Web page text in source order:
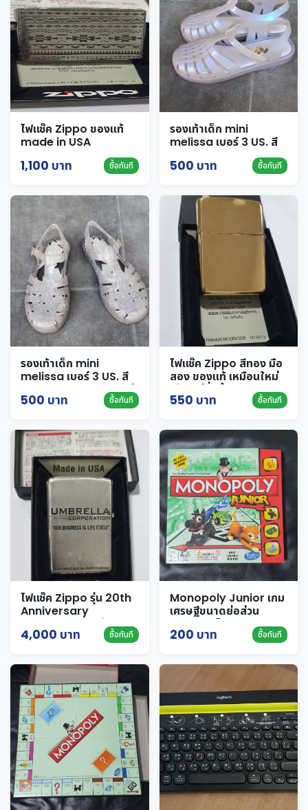
ไฟแช๊ค Zippo ของแท้
made in USA
1,100 บาท ซื้อทันที
รองเท้าเด็ก mini
melissa เบอร์ 3 US. สี
เหลือบมุก pearl มือสอง
ใหม่มาก
500 บาท ซื้อทันที
รองเท้าเด็ก mini
melissa เบอร์ 3 US. สี
เงิน glister มือสอง ใหม่
มาก
500 บาท ซื้อทันที
ไฟแช๊ค Zippo สีทอง มือ
สอง ของแท้ เหมือนใหม่
ใช้ไปไม่กี่ครั้ง
550 บาท ซื้อทันที
ไฟแช๊ค Zippo รุ่น 20th
Anniversary
Resident Evil แท้ ลาย
Umbrella จากเกมส์
4,000 บาท ซื้อทันที
Monopoly Junior เกม
เศรษฐีขนาดย่อส่วน
เหมาะกับเด็กๆ
200 บาท ซื้อทันที